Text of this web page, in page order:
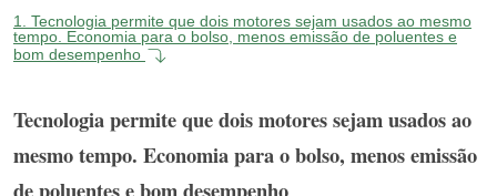
1.
Tecnologia permite que dois motores sejam usados ao mesmo
tempo. Economia para o bolso, menos emissão de poluentes e
bom desempenho
Tecnologia permite que dois motores sejam usados ao
mesmo tempo. Economia para o bolso, menos emissão
de poluentes e bom desempenho